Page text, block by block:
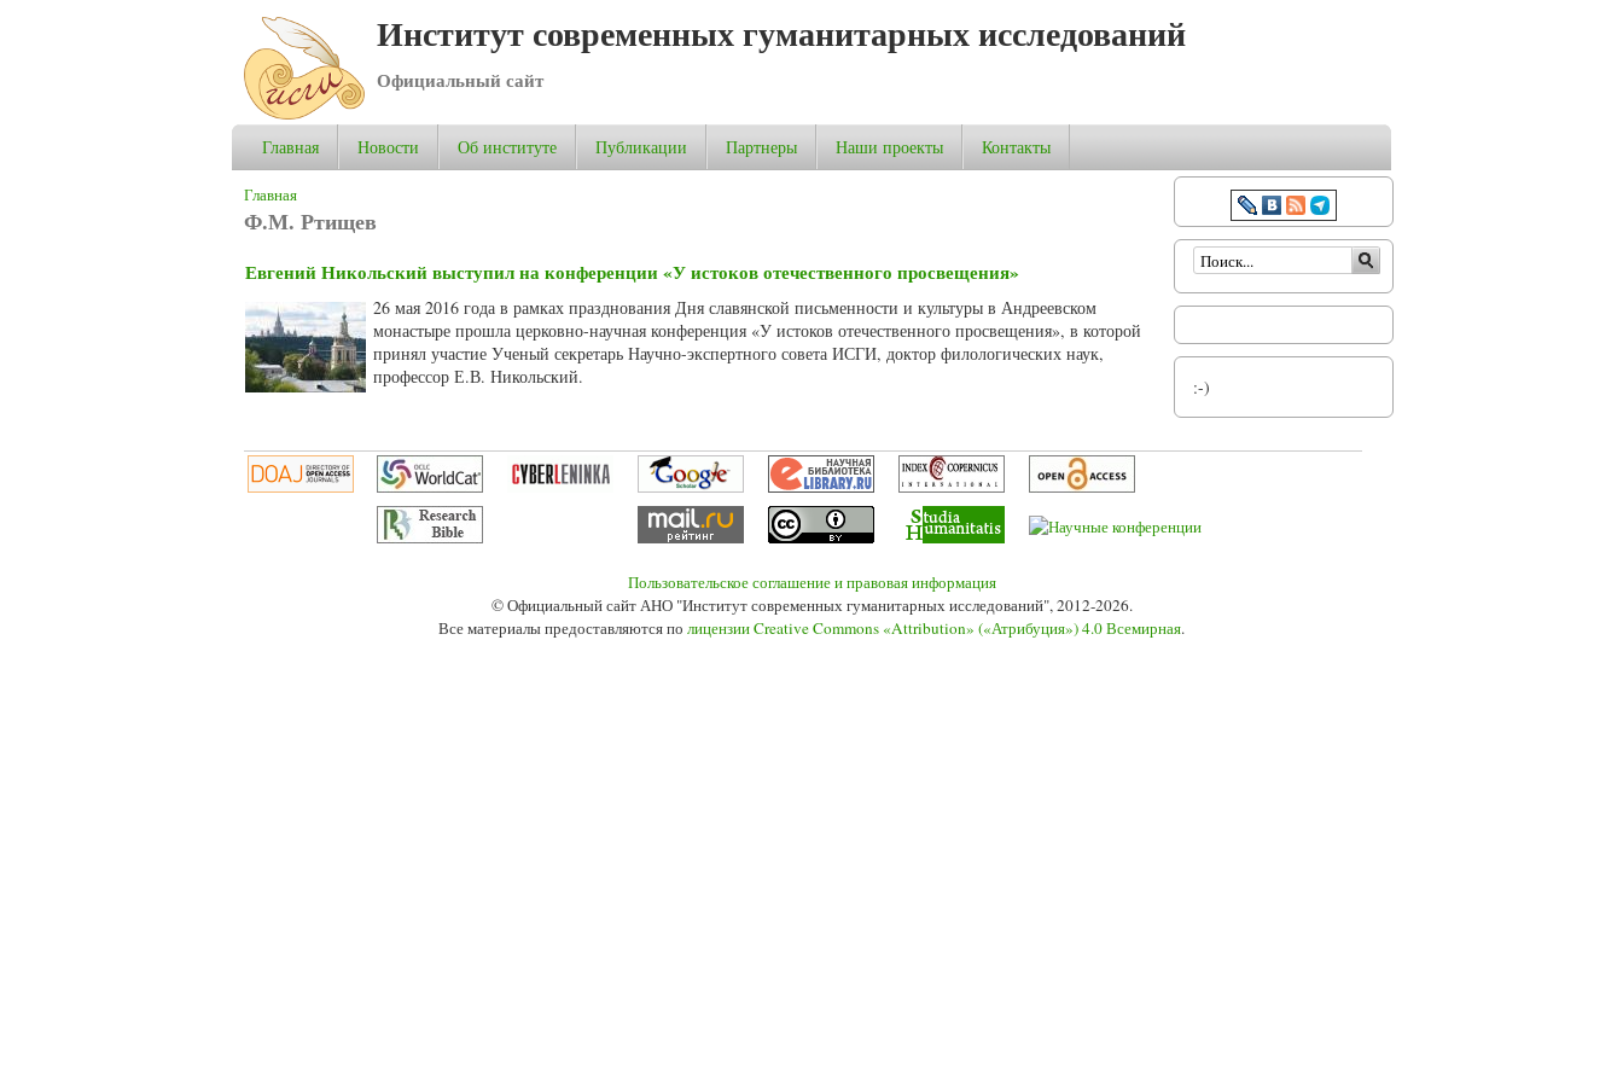
Институт современных гуманитарных исследований
Официальный сайт
Главная Новости Об институте Публикации Партнеры Наши проекты Контакты
Вы здесь
Главная
Ф.М. Ртищев
Евгений Никольский выступил на конференции «У истоков отечественного просвещения»
26 мая 2016 года в рамках празднования Дня славянской письменности и культуры в Андреевском
монастыре прошла церковно-научная конференция «У истоков отечественного просвещения», в которой
принял участие Ученый секретарь Научно-экспертного совета ИСГИ, доктор филологических наук,
профессор Е.В. Никольский.
Форма поиска
:-)
Пользовательское соглашение и правовая информация
© Официальный сайт АНО "Институт современных гуманитарных исследований", 2012-2026.
Все материалы предоставляются по лицензии Creative Commons «Attribution» («Атрибуция») 4.0 Всемирная.